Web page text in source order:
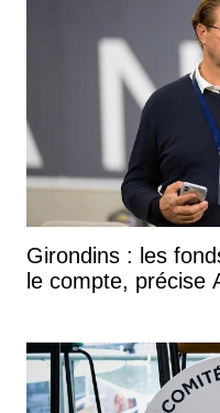
Girondins : les
le compte, précise